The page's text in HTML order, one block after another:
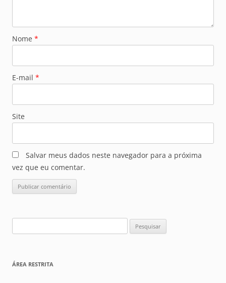
Nome *
E-mail *
Site
Salvar meus dados neste navegador para a próxima
vez que eu comentar.
por:
ÁREA RESTRITA